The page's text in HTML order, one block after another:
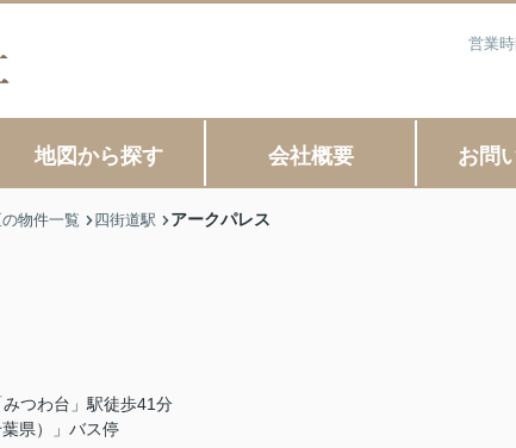
営業
地図から探す 会社概要 お問
物件一覧 四街道駅 アークパレス
つわ台」駅徒歩41分
県）」バス停